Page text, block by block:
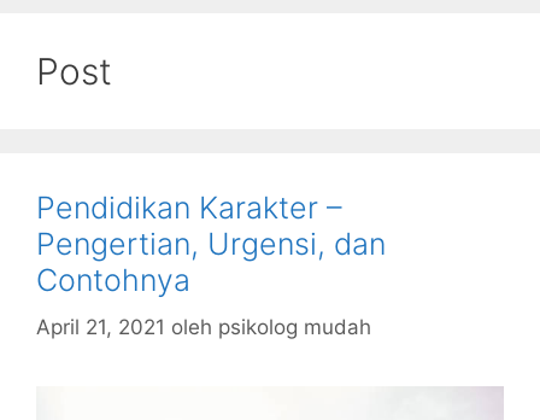
Post
Pendidikan Karakter –
Pengertian, Urgensi, dan
Contohnya
April 21, 2021 oleh psikolog mudah